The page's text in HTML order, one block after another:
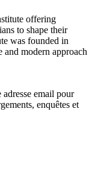
offering
to shape their
was founded in
modern approach
email pour
enquêtes et